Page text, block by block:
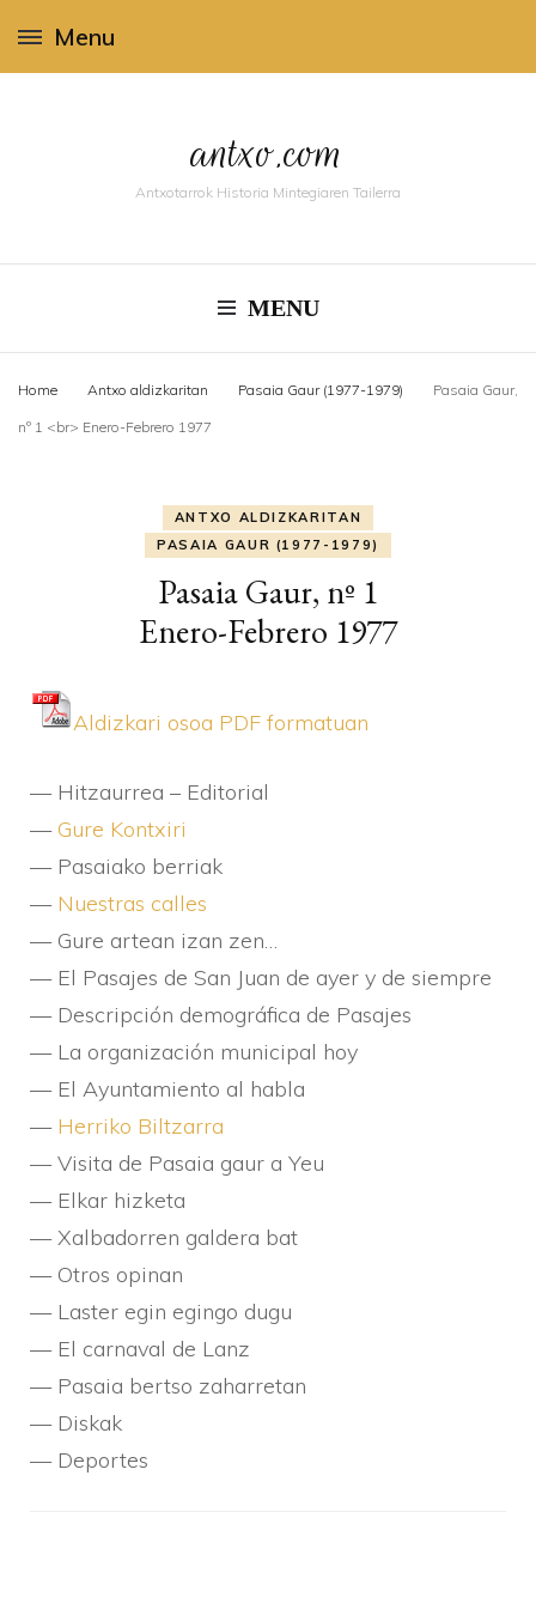
Menu
antxo.com
Antxotarrok Historia Mintegiaren Tailerra
MENU
Home Antxo aldizkaritan Pasaia Gaur (1977-1979) Pasaia Gaur,
nº 1 <br> Enero-Febrero 1977
ANTXO ALDIZKARITAN
PASAIA GAUR (1977-1979)
Pasaia Gaur, nº 1
Enero-Febrero 1977
Aldizkari osoa PDF formatuan
— Hitzaurrea – Editorial
— Gure Kontxiri
— Pasaiako berriak
— Nuestras calles
— Gure artean izan zen…
— El Pasajes de San Juan de ayer y de siempre
— Descripción demográfica de Pasajes
— La organización municipal hoy
— El Ayuntamiento al habla
— Herriko Biltzarra
— Visita de Pasaia gaur a Yeu
— Elkar hizketa
— Xalbadorren galdera bat
— Otros opinan
— Laster egin egingo dugu
— El carnaval de Lanz
— Pasaia bertso zaharretan
— Diskak
— Deportes